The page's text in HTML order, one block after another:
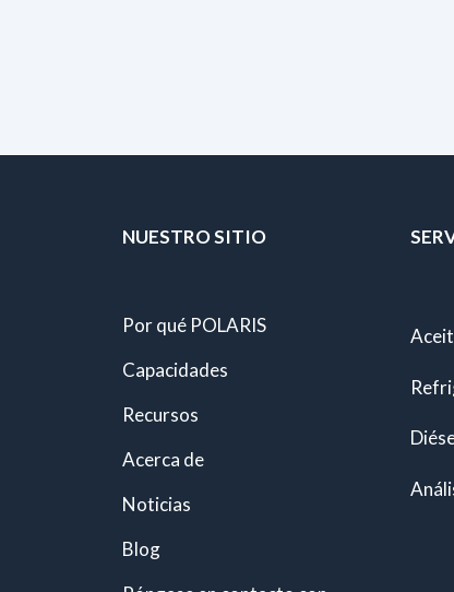
NUESTRO SITIO
Por qué POLARIS
Capacidades
Recursos
Acerca de
Noticias
Blog